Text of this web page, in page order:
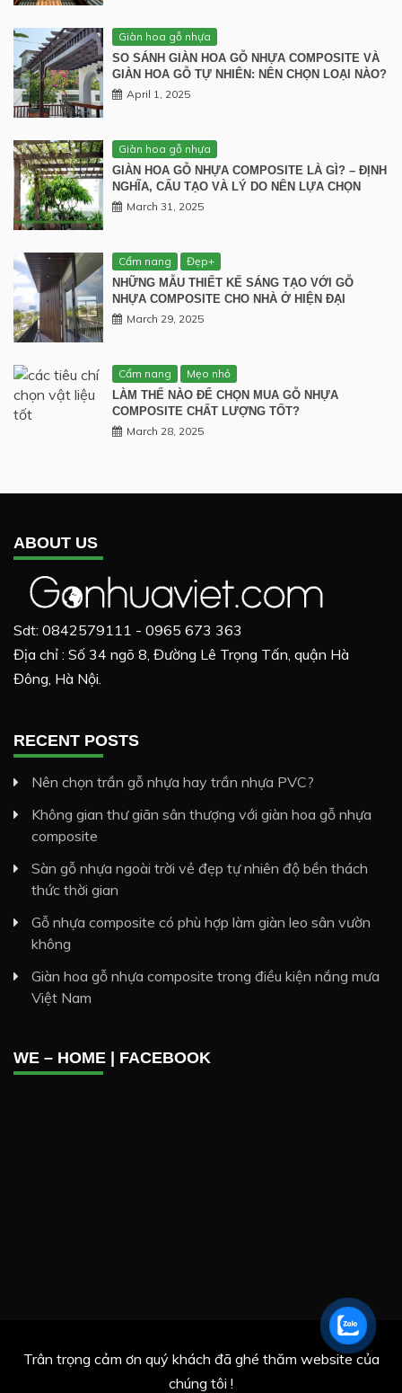
Giàn hoa gỗ nhựa
SO SÁNH GIÀN HOA GỖ NHỰA COMPOSITE VÀ
GIÀN HOA GỖ TỰ NHIÊN: NÊN CHỌN LOẠI NÀO?
April 1, 2025
Giàn hoa gỗ nhựa
GIÀN HOA GỖ NHỰA COMPOSITE LÀ GÌ? – ĐỊNH
NGHĨA, CẤU TẠO VÀ LÝ DO NÊN LỰA CHỌN
March 31, 2025
Cẩm nang
Đẹp+
NHỮNG MẪU THIẾT KẾ SÁNG TẠO VỚI GỖ
NHỰA COMPOSITE CHO NHÀ Ở HIỆN ĐẠI
March 29, 2025
Cẩm nang
Mẹo nhỏ
LÀM THẾ NÀO ĐỂ CHỌN MUA GỖ NHỰA
COMPOSITE CHẤT LƯỢNG TỐT?
March 28, 2025
ABOUT US
Sdt: 0842579111 - 0965 673 363
Địa chỉ : Số 34 ngõ 8, Đường Lê Trọng Tấn, quận Hà
Đông, Hà Nội.
RECENT POSTS
Nên chọn trần gỗ nhựa hay trần nhựa PVC?
Không gian thư giãn sân thượng với giàn hoa gỗ nhựa
composite
Sàn gỗ nhựa ngoài trời vẻ đẹp tự nhiên độ bền thách
thức thời gian
Gỗ nhựa composite có phù hợp làm giàn leo sân vườn
không
Giàn hoa gỗ nhựa composite trong điều kiện nắng mưa
Việt Nam
WE – HOME | FACEBOOK
Trân trọng cảm ơn quý khách đã ghé thăm website của
chúng tôi !